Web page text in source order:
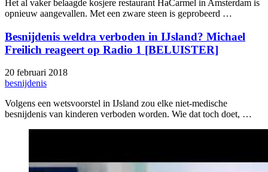
Het al vaker belaagde kosjere restaurant HaCarmel in Amsterdam is
opnieuw aangevallen. Met een zware steen is geprobeerd …
Besnijdenis weldra verboden in IJsland? Michael
Freilich reageert op Radio 1 [BELUISTER]
20 februari 2018
besnijdenis
Volgens een wetsvoorstel in IJsland zou elke niet-medische
besnijdenis van kinderen verboden worden. Wie dat toch doet, …